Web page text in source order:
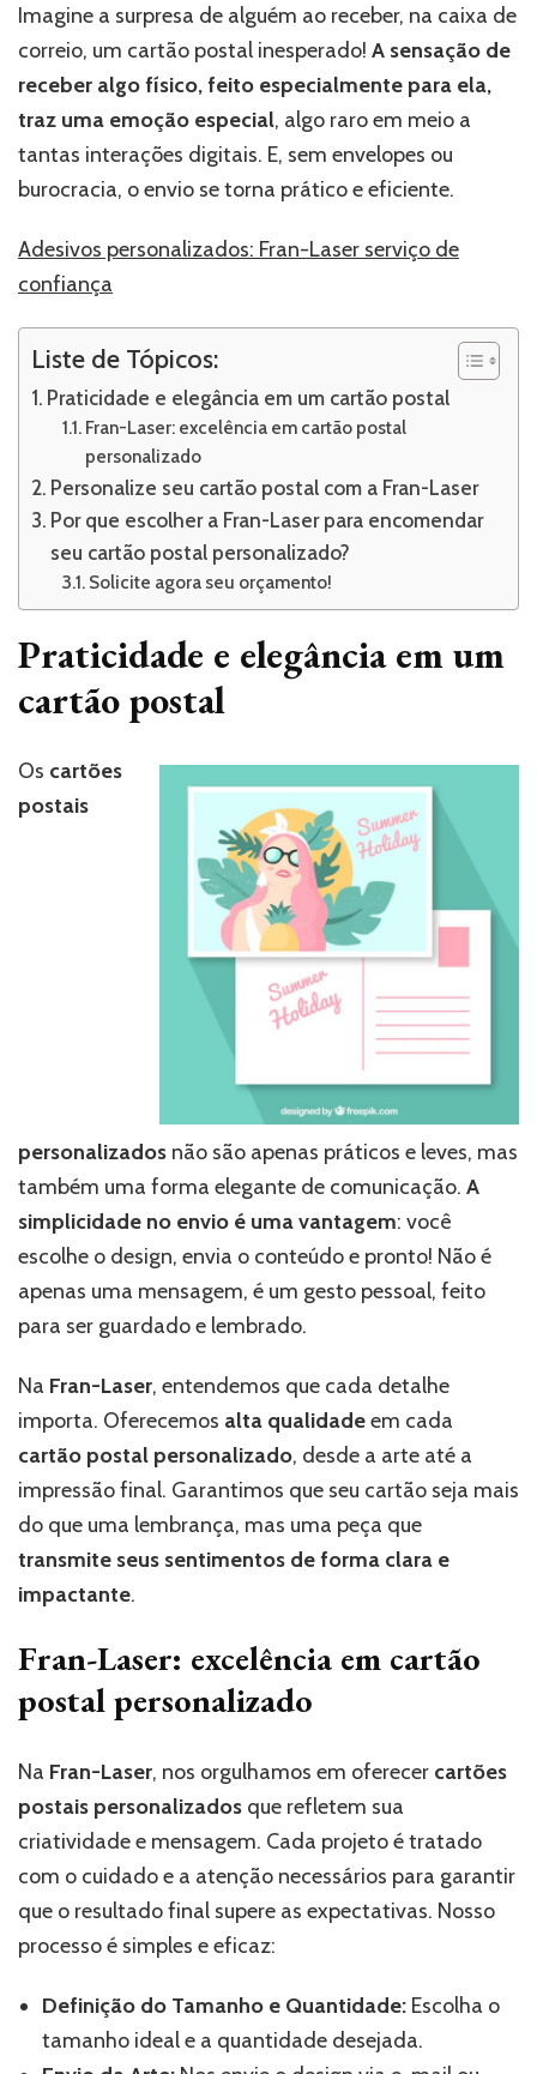
Imagine a surpresa de alguém ao receber, na caixa de
correio, um cartão postal inesperado! A sensação de
receber algo físico, feito especialmente para ela,
traz uma emoção especial, algo raro em meio a
tantas interações digitais. E, sem envelopes ou
burocracia, o envio se torna prático e eficiente.
Adesivos personalizados: Fran-Laser serviço de
confiança
Liste de Tópicos:
Praticidade e elegância em um cartão postal
Fran-Laser: excelência em cartão postal
personalizado
Personalize seu cartão postal com a Fran-Laser
Por que escolher a Fran-Laser para encomendar
seu cartão postal personalizado?
Solicite agora seu orçamento!
Praticidade e elegância em um
cartão postal
Os cartões
postais
personalizados não são apenas práticos e leves, mas
também uma forma elegante de comunicação. A
simplicidade no envio é uma vantagem: você
escolhe o design, envia o conteúdo e pronto! Não é
apenas uma mensagem, é um gesto pessoal, feito
para ser guardado e lembrado.
Na Fran-Laser, entendemos que cada detalhe
importa. Oferecemos alta qualidadeem cada
cartão postal personalizado, desde a arte até a
impressão final. Garantimos que seu cartão seja mais
do que uma lembrança, mas uma peça que
transmite seus sentimentos de forma clara e
impactante.
Fran-Laser: excelência em cartão
postal personalizado
Na Fran-Laser, nos orgulhamos em oferecer cartões
postais personalizados que refletem sua
criatividade e mensagem. Cada projeto é tratado
com o cuidado e a atenção necessários para garantir
que o resultado final supere as expectativas. Nosso
processo é simples e eficaz:
Definição do Tamanho e Quantidade: Escolha o
tamanho ideal e a quantidade desejada.